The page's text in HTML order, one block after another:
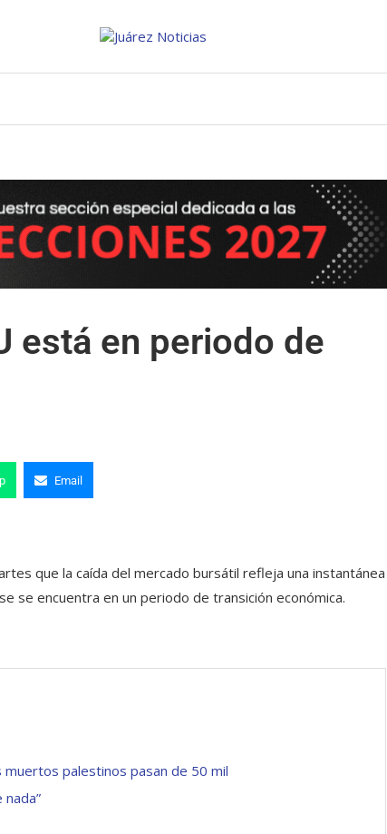
está en periodo de
Email
que la caída del mercado bursátil refleja una instantánea
se encuentra en un periodo de transición económica.
palestinos pasan de 50 mil